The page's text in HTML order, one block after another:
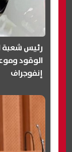
رئيس شعبة
الوقود
إنفوجراف